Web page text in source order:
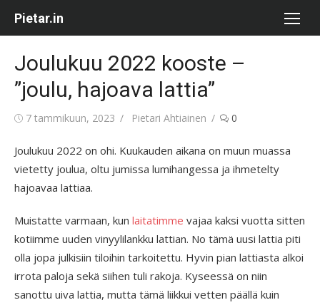
Pietar.in
Joulukuu 2022 kooste –
”joulu, hajoava lattia”
Posted
7 tammikuun, 2023 Author
Pietari Ahtiainen 0
Joulukuu 2022 on ohi. Kuukauden aikana on muun muassa
vietetty joulua, oltu jumissa lumihangessa ja ihmetelty
hajoavaa lattiaa.
Muistatte varmaan, kun laitatimme vajaa kaksi vuotta sitten
kotiimme uuden vinyylilankku lattian. No tämä uusi lattia piti
olla jopa julkisiin tiloihin tarkoitettu. Hyvin pian lattiasta alkoi
irrota paloja sekä siihen tuli rakoja. Kyseessä on niin
sanottu uiva lattia, mutta tämä liikkui vetten päällä kuin